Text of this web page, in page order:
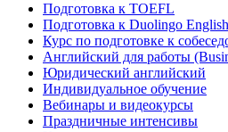
Подготовка к TOEFL
Подготовка к Duolingo
Курс по подготовке к
Английский для работы
Юридический английский
Индивидуальное обучение
Вебинары и видеокурсы
Праздничные интенсивы